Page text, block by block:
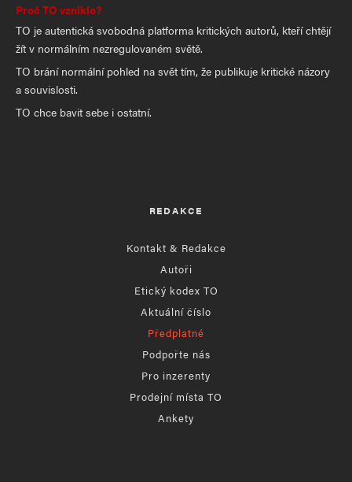
Proč TO vzniklo?
TO je autentická svobodná platforma kritických autorů, kteří chtějí
žít v normálním nezregulovaném světě.
TO brání normální pohled na svět tím, že publikuje kritické názory
a souvislosti.
TO chce bavit sebe i ostatní.
REDAKCE
Kontakt & Redakce
Autoři
Etický kodex TO
Aktuální číslo
Předplatné
Podpořte nás
Pro inzerenty
Prodejní místa TO
Ankety